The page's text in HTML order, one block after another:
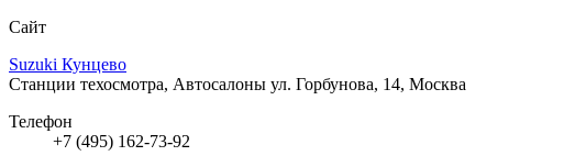
Сайт
Suzuki Кунцево
Станции техосмотра, Автосалоны ул. Горбунова, 14, Москва
Телефон
+7 (495) 162-73-92